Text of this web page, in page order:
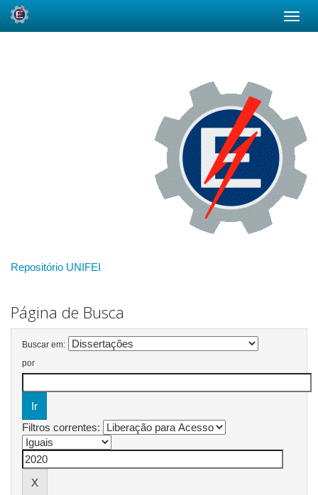
Repositório UNIFEI
Página de Busca
Buscar em:
por
Filtros correntes: